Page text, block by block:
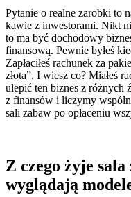
Pytanie o realne zarobki to
kawie z inwestorami. Nikt
to ma być dochodowy
finansową. Pewnie byłeś
Zapłaciłeś rachunek za
złota”. I wiesz co? Miałeś
ulepić ten biznes z różnych
z finansów i liczymy
sali zabaw po opłaceniu
Z czego żyje
wyglądają